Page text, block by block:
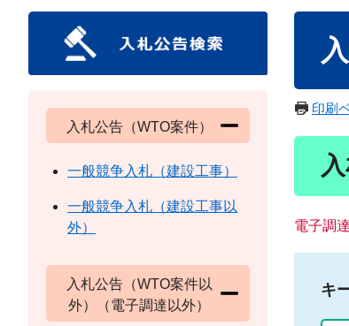
印刷
電子調
キ
入札公告（WTO案件）
一般競争入札（建設工事）
一般競争入札（建設工事以
外）
入札公告（WTO案件以
外）（電子調達以外）